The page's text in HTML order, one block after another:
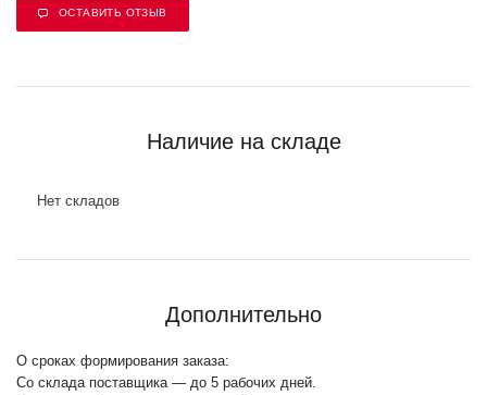
ОСТАВИТЬ ОТЗЫВ
Наличие на складе
Нет складов
Дополнительно
О сроках формирования заказа:
Со склада поставщика — до 5 рабочих дней.